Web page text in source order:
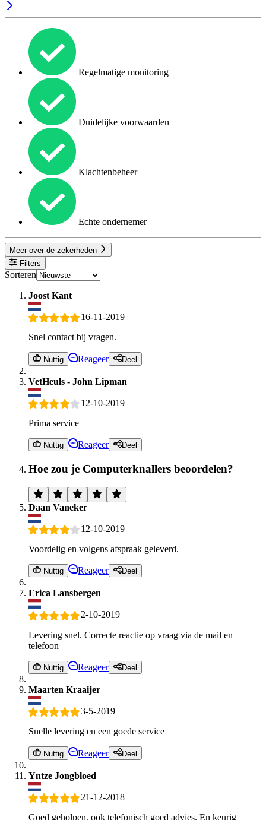
Regelmatige monitoring
Duidelijke voorwaarden
Klachtenbeheer
Echte ondernemer
Meer over de zekerheden
Filters
Sorteren
Joost Kant
16-11-2019
Snel contact bij vragen.
Nuttig Reageer Deel
VetHeuls - John Lipman
12-10-2019
Prima service
Nuttig Reageer Deel
Hoe zou je Computerknallers beoordelen?
Daan Vaneker
12-10-2019
Voordelig en volgens afspraak geleverd.
Nuttig Reageer Deel
Erica Lansbergen
2-10-2019
Levering snel. Correcte reactie op vraag via de mail en
telefoon
Nuttig Reageer Deel
Maarten Kraaijer
3-5-2019
Snelle levering en een goede service
Nuttig Reageer Deel
Yntze Jongbloed
21-12-2018
Goed geholpen, ook telefonisch goed advies. En keurig